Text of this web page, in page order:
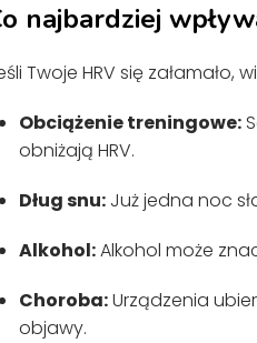
najbardziej
Twoje HRV się
Obciążenie treningowe:
obniżają HRV.
Dług snu: Już jedna noc
Alkohol:Alkohol może
Choroba:Urządzenia
objawy.